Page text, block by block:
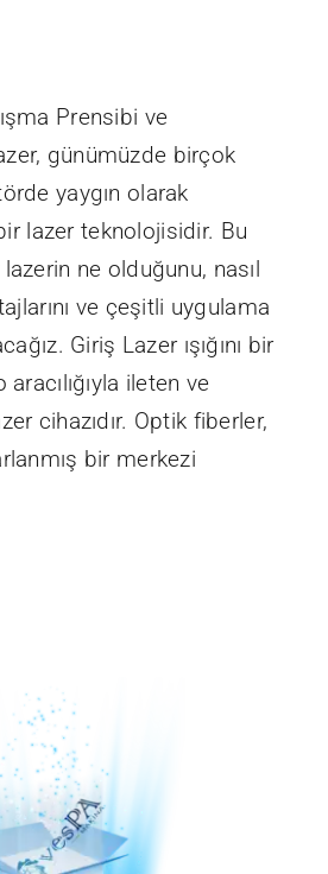
Prensibi ve
günümüzde birçok
yaygın olarak
lazer teknolojisidir. Bu
ne olduğunu, nasıl
ve çeşitli uygulama
Giriş Lazer ışığını bir
ileten ve
cihazıdır. Optik fiberler,
bir merkezi